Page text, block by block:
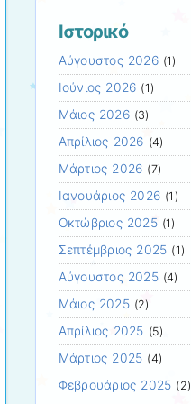
Ιστορικό
Αύγουστος 2026(1)
Ιούνιος 2026 (1)
Μάιος 2026(3)
Απρίλιος 2026 (4)
Μάρτιος 2026 (7)
Ιανουάριος 2026 (1)
Οκτώβριος 2025(1)
Σεπτέμβριος 2025 (1)
Αύγουστος 2025(4)
Μάιος 2025(2)
Απρίλιος 2025 (5)
Μάρτιος 2025 (4)
Φεβρουάριος 2025 (2)